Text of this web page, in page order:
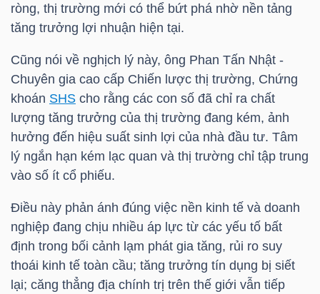
ròng, thị trường mới có thể bứt phá nhờ nền tảng
tăng trưởng lợi nhuận hiện tại.
Cũng nói về nghịch lý này, ông Phan Tấn Nhật -
Chuyên gia cao cấp Chiến lược thị trường, Chứng
khoán SHS cho rằng các con số đã chỉ ra chất
lượng tăng trưởng của thị trường đang kém, ảnh
hưởng đến hiệu suất sinh lợi của nhà đầu tư. Tâm
lý ngắn hạn kém lạc quan và thị trường chỉ tập trung
vào số ít cổ phiếu.
Điều này phản ánh đúng việc nền kinh tế và doanh
nghiệp đang chịu nhiều áp lực từ các yếu tố bất
định trong bối cảnh lạm phát gia tăng, rủi ro suy
thoái kinh tế toàn cầu; tăng trưởng tín dụng bị siết
lại; căng thẳng địa chính trị trên thế giới vẫn tiếp
CÔNG
CỤ
ĐẦU
TƯ
XUẤT
DỮ
LIỆU
Ngành